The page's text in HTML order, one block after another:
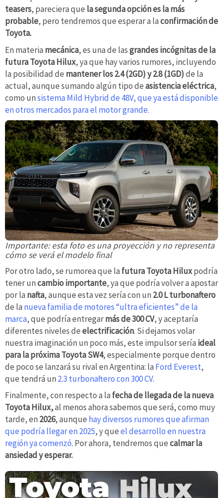
teasers, pareciera que la segunda opción es la más
probable, pero tendremos que esperar a laconfirmación de
Toyota.
En materia mecánica, es una de lasgrandes incógnitas de la
futura Toyota Hilux, ya que hay varios rumores, incluyendo
la posibilidad de mantener los 2.4 (2GD) y 2.8 (1GD)de la
actual, aunque sumando algún tipo deasistencia eléctrica,
como unsistema Mild Hybrid de 48V, que ya está disponible
en otros mercados para el motor grande.
Importante: esta foto es una proyección y no representa
cómo se verá el modelo final
Por otro lado, se rumorea que la futura Toyota Hiluxpodría
tener uncambio importante, ya que podría volver a apostar
por la nafta, aunque esta vez sería con un 2.0 L turbonaftero
de la nueva familia de motores “ultra eficientes” de la
marca, que podría entregarmás de 300 CV, y aceptaría
diferentes niveles deelectrificación. Si dejamos volar
nuestra imaginación un poco más, este impulsor sería ideal
para la próxima Toyota SW4, especialmente porque dentro
de poco se lanzará su rival en Argentina: la Ford Everest,
que tendrá un 2.3 turbonaftero con 300 CV.
Finalmente, con respecto a la fecha de llegada de la nueva
Toyota Hilux,al menos ahora sabemos que será, como muy
tarde, en 2026, aunque hay diversos rumores que afirman
que podría llegar en 2025, y queel desarrollo en nuestra
región ya comenzó. Por ahora, tendremos quecalmar la
ansiedad y esperar.